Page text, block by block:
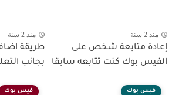
منذ 2 سنة
إعادة متابعة شخص على
الفيس بوك كنت تتابعه سابقا
منذ 2 سنة
طريقة
بجانب
فيس بوك فيس بوك